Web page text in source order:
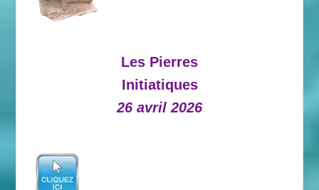
Les Pierres
Initiatiques
26 avril 2026